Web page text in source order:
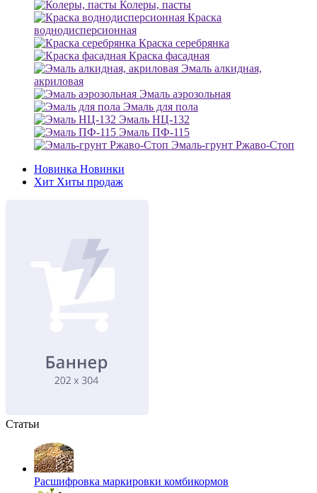
Колеры, пасты
Краска
воднодисперсионная
Краска серебрянка
Краска фасадная
Эмаль алкидная,
акриловая
Эмаль аэрозольная
Эмаль для пола
Эмаль НЦ-132
Эмаль ПФ-115
Эмаль-грунт Ржаво-Стоп
Новинка Новинки
Хит Хиты продаж
Статьи
Расшифровка маркировки комбикормов